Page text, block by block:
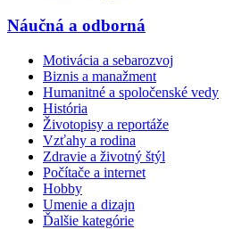
Náučná a odborná
Motivácia a sebarozvoj
Biznis a manažment
Humanitné a spoločenské vedy
História
Životopisy a reportáže
Vzťahy a rodina
Zdravie a životný štýl
Počítače a internet
Hobby
Umenie a dizajn
Ďalšie kategórie